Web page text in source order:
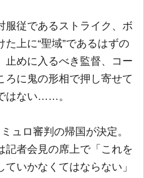
従であるストライク、ボ
上に“聖域”であるはずの
止めに入るべき監督、コー
ろに鬼の形相で押し寄せて
はない……。
ュロ審判の帰国が決定。
記者会見の席上で「これを
いかなくてはならない」